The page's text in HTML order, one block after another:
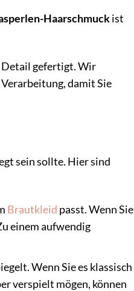
Haarschmuckist
Detail gefertigt. Wir
damit Sie
sein sollte. Hier sind
Brautkleid passt. Wenn Sie
einem aufwendig
Wenn Sie es klassisch
verspielt mögen, können